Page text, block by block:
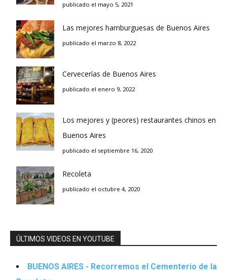
publicado el mayo 5, 2021
Las mejores hamburguesas de Buenos Aires
publicado el marzo 8, 2022
Cervecerías de Buenos Aires
publicado el enero 9, 2022
Los mejores y (peores) restaurantes chinos en
Buenos Aires
publicado el septiembre 16, 2020
Recoleta
publicado el octubre 4, 2020
ÚLTIMOS VIDEOS EN YOUTUBE
BUENOS AIRES - Recorremos el Cementerio de la